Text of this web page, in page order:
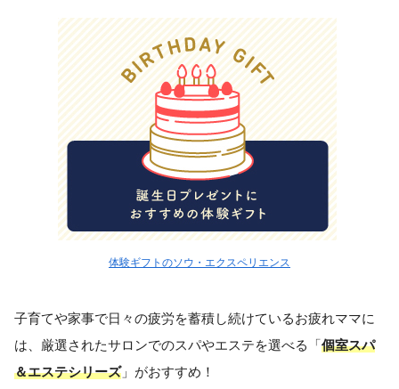
体験ギフトのソウ・エクスペリエンス
子育てや家事で日々の疲労を蓄積し続けているお疲れママに
は、厳選されたサロンでのスパやエステを選べる「個室スパ
＆エステシリーズ」がおすすめ！